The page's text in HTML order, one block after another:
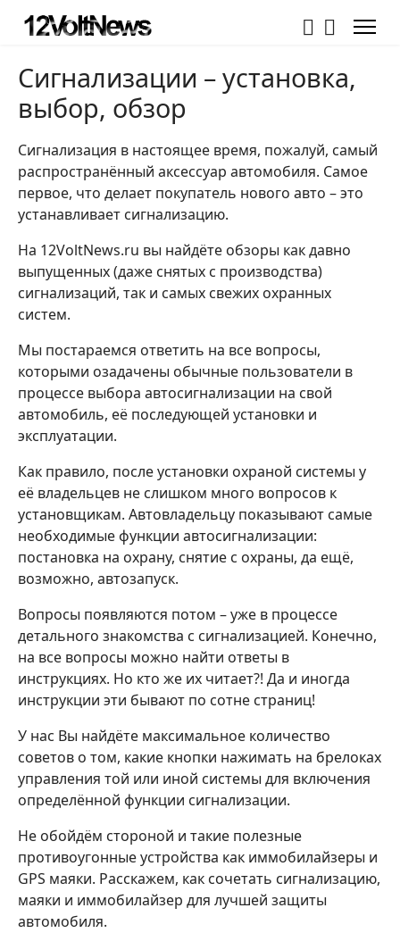
Сигнализации – установка,
выбор, обзор
Сигнализация в настоящее время, пожалуй, самый
распространённый аксессуар автомобиля. Самое
первое, что делает покупатель нового авто – это
устанавливает сигнализацию.
На 12VoltNews.ru вы найдёте обзоры как давно
выпущенных (даже снятых с производства)
сигнализаций, так и самых свежих охранных
систем.
Мы постараемся ответить на все вопросы,
которыми озадачены обычные пользователи в
процессе выбора автосигнализации на свой
автомобиль, её последующей установки и
эксплуатации.
Как правило, после установки охраной системы у
её владельцев не слишком много вопросов к
установщикам. Автовладельцу показывают самые
необходимые функции автосигнализации:
постановка на охрану, снятие с охраны, да ещё,
возможно, автозапуск.
Вопросы появляются потом – уже в процессе
детального знакомства с сигнализацией. Конечно,
на все вопросы можно найти ответы в
инструкциях. Но кто же их читает?! Да и иногда
инструкции эти бывают по сотне страниц!
У нас Вы найдёте максимальное количество
советов о том, какие кнопки нажимать на брелоках
управления той или иной системы для включения
определённой функции сигнализации.
Не обойдём стороной и такие полезные
противоугонные устройства как иммобилайзеры и
GPS маяки. Расскажем, как сочетать сигнализацию,
маяки и иммобилайзер для лучшей защиты
автомобиля.